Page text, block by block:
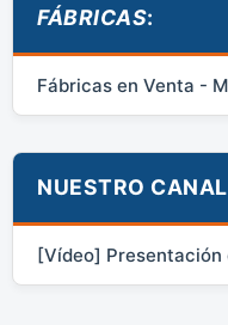
FÁBRICAS:
Fábricas en Venta -
NUESTRO
[Vídeo]